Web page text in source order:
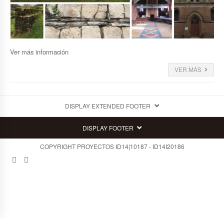
Ver más información
VER MÁS
DISPLAY EXTENDED FOOTER
DISPLAY FOOTER
COPYRIGHT PROYECTOS ID14|10187 - ID14I20186